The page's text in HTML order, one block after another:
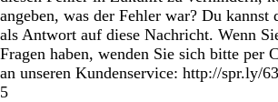
angeben, was der Fehler war? Du kannst
als Antwort auf diese Nachricht. Wenn
Fragen haben, wenden Sie sich bitte per
an unseren Kundenservice: http://spr.ly/
5